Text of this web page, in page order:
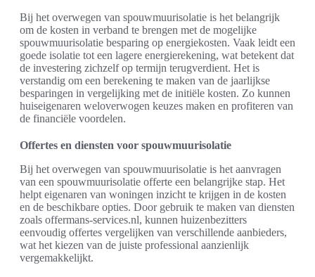
Bij het overwegen van spouwmuurisolatie is het belangrijk
om de kosten in verband te brengen met de mogelijke
spouwmuurisolatie besparing op energiekosten. Vaak leidt een
goede isolatie tot een lagere energierekening, wat betekent dat
de investering zichzelf op termijn terugverdient. Het is
verstandig om een berekening te maken van de jaarlijkse
besparingen in vergelijking met de initiële kosten. Zo kunnen
huiseigenaren weloverwogen keuzes maken en profiteren van
de financiële voordelen.
Offertes en diensten voor spouwmuurisolatie
Bij het overwegen van spouwmuurisolatie is het aanvragen
van een spouwmuurisolatie offerte een belangrijke stap. Het
helpt eigenaren van woningen inzicht te krijgen in de kosten
en de beschikbare opties. Door gebruik te maken van diensten
zoals offermans-services.nl, kunnen huizenbezitters
eenvoudig offertes vergelijken van verschillende aanbieders,
wat het kiezen van de juiste professional aanzienlijk
vergemakkelijkt.